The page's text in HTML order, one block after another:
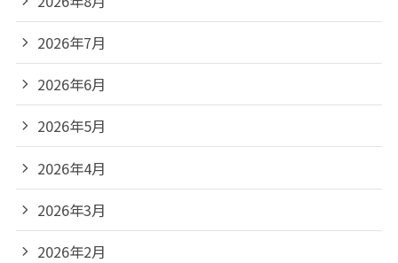
2026年7月
2026年6月
2026年5月
2026年4月
2026年3月
2026年2月